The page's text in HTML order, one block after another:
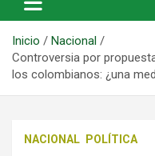
Inicio
Nacional
Controversia por
los colombianos: ¿una
NACIONAL POLÍTICA